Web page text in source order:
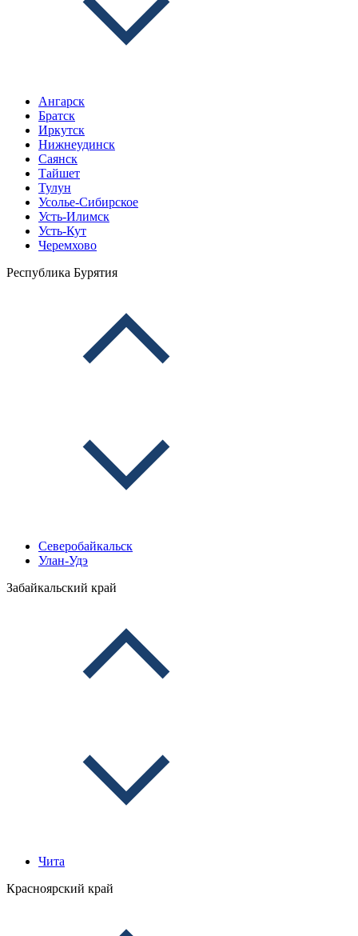
Ангарск
Братск
Иркутск
Нижнеудинск
Саянск
Тайшет
Тулун
Усолье-Сибирское
Усть-Илимск
Усть-Кут
Черемхово
Республика Бурятия
Северобайкальск
Улан-Удэ
Забайкальский край
Чита
Красноярский край